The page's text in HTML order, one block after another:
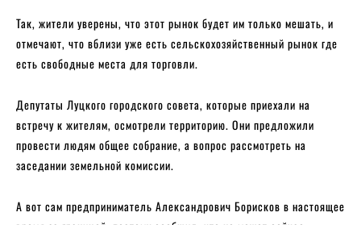
Так, жители уверены, что этот рынок будет им только мешать, и
отмечают, что вблизи уже есть сельскохозяйственный рынок где
есть свободные места для торговли.
Депутаты Луцкого городского совета, которые приехали на
встречу к жителям, осмотрели территорию. Они предложили
провести людям общее собрание, а вопрос рассмотреть на
заседании земельной комиссии.
А вот сам предприниматель Александрович Борисков в настоящее